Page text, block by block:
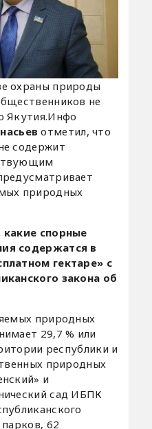
охраны природы
не
Якутия.Инфо
отметил, что
содержит
природных
спорные
содержатся в
гектаре» с
закона об
природных
29,7 % или
республики и
природных
и
сад ИБПК
62